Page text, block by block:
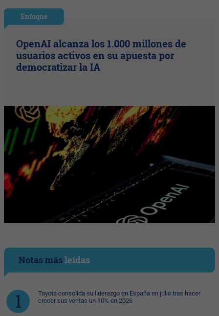
Enfoque
OpenAI alcanza los 1.000 millones de
usuarios activos en su apuesta por
democratizar la IA
Notas másleídas
Toyota consolida su liderazgo en España en julio tras hacer
crecer sus ventas un 10% en 2026